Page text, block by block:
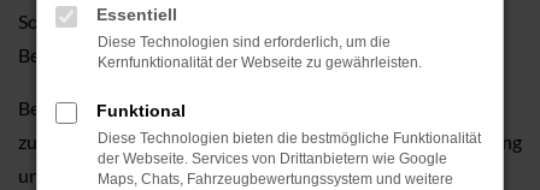
Sortiment und lassen Sie sich von unserer umfassenden
Beratung überzeugen.
Bei uns erhalten Sie nicht nur Ihr Traumauto, sondern auch
zusätzliche Services speziell für VW-Fahrzeuge. Von Wartung
und Inspektionen bis hin zu individuellen
Essentiell
Diese Technologien sind erforderlich, um die
Kernfunktionalität der Webseite zu gewährleisten.
Funktional
Diese Technologien bieten die bestmögliche Funktionalität
der Webseite. Services von Drittanbietern wie Google
Maps, Chats, Fahrzeugbewertungssystem und weitere